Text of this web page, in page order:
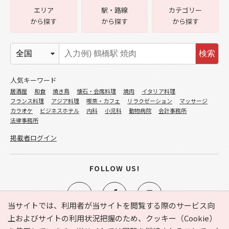
当サイトでは、利用者が当サイトを閲覧する際のサービス向
上およびサイトの利用状況把握のため、クッキー（Cookie）
エリア
から探す
駅・路線
から探す
カテゴリー
から探す
検索
人気キーワード
居酒屋 和食 焼き鳥 懐石・会席料理 焼肉
イタリア料理
フランス料理
アジア料理 喫茶・カフェ リラクゼーション
マッサージ
カラオケ
ビジネスホテル 内科 小児科 動物病院
会計事務所
法律事務所
掲載者ログイン
FOLLOW US!